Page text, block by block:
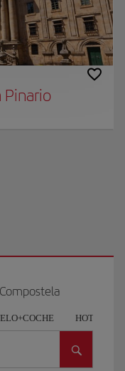
Pinario
HOTEL